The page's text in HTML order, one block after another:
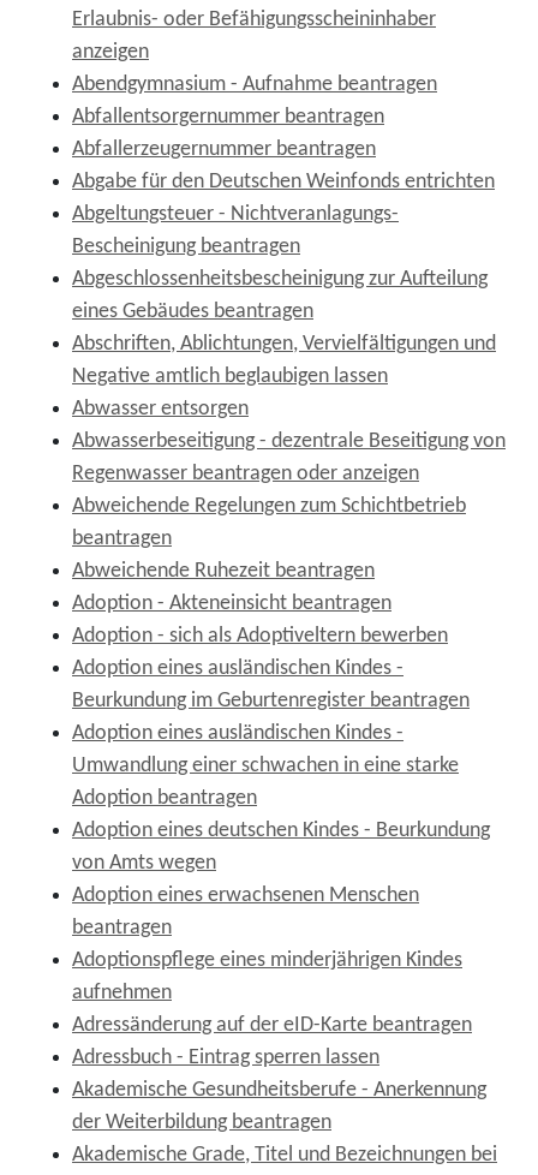
Erlaubnis- oder Befähigungsscheininhaber
anzeigen
Abendgymnasium - Aufnahme beantragen
Abfallentsorgernummer beantragen
Abfallerzeugernummer beantragen
Abgabe für den Deutschen Weinfonds entrichten
Abgeltungsteuer - Nichtveranlagungs-
Bescheinigung beantragen
Abgeschlossenheitsbescheinigung zur Aufteilung
eines Gebäudes beantragen
Abschriften, Ablichtungen, Vervielfältigungen und
Negative amtlich beglaubigen lassen
Abwasser entsorgen
Abwasserbeseitigung - dezentrale Beseitigung von
Regenwasser beantragen oder anzeigen
Abweichende Regelungen zum Schichtbetrieb
beantragen
Abweichende Ruhezeit beantragen
Adoption - Akteneinsicht beantragen
Adoption - sich als Adoptiveltern bewerben
Adoption eines ausländischen Kindes -
Beurkundung im Geburtenregister beantragen
Adoption eines ausländischen Kindes -
Umwandlung einer schwachen in eine starke
Adoption beantragen
Adoption eines deutschen Kindes - Beurkundung
von Amts wegen
Adoption eines erwachsenen Menschen
beantragen
Adoptionspflege eines minderjährigen Kindes
aufnehmen
Adressänderung auf der eID-Karte beantragen
Adressbuch - Eintrag sperren lassen
Akademische Gesundheitsberufe - Anerkennung
der Weiterbildung beantragen
Akademische Grade, Titel und Bezeichnungen bei